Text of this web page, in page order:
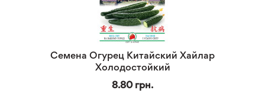
Семена Огурец Китайский Хайлар
Холодостойкий
8.80 грн.